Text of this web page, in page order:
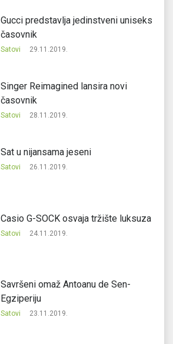
Gucci predstavlja jedinstveni uniseks
časovnik
Satovi 29.11.2019.
Singer Reimagined lansira novi
časovnik
Satovi 28.11.2019.
Sat u nijansama jeseni
Satovi 26.11.2019.
Casio G-SOCK osvaja tržište luksuza
Satovi 24.11.2019.
Savršeni omaž Antoanu de Sen-
Egziperiju
Satovi 23.11.2019.